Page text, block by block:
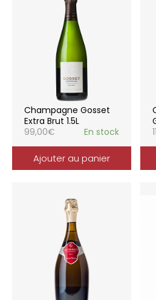
Champagne Gosset
Extra Brut 1.5L
99,00€ En stock
Ajouter au panier